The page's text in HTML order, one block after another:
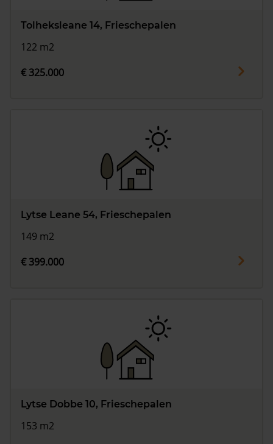
Tolheksleane 14, Frieschepalen
122 m2
€ 325.000
Lytse Leane 54, Frieschepalen
149 m2
€ 399.000
Lytse Dobbe 10, Frieschepalen
153 m2